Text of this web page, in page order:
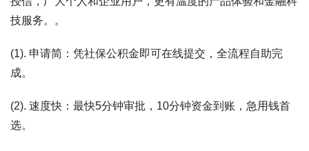
技服务。。
(1). 申请简：凭社保公积金即可在线提交，全流程自助完
成。
(2). 速度快：最快5分钟审批，10分钟资金到账，急用钱首
选。